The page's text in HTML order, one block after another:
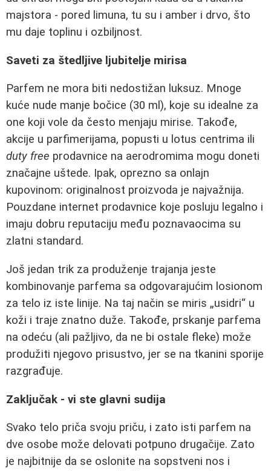
majstora - pored limuna, tu su i amber i drvo, što
mu daje toplinu i ozbiljnost.
Saveti za štedljive ljubitelje mirisa
Parfem ne mora biti nedostižan luksuz. Mnoge
kuće nude manje bočice (30 ml), koje su idealne za
one koji vole da često menjaju mirise. Takođe,
akcije u parfimerijama, popusti u lotus centrima ili
duty free prodavnice na aerodromima mogu doneti
značajne uštede. Ipak, oprezno sa onlajn
kupovinom: originalnost proizvoda je najvažnija.
Pouzdane internet prodavnice koje posluju legalno i
imaju dobru reputaciju među poznavaocima su
zlatni standard.
Još jedan trik za produženje trajanja jeste
kombinovanje parfema sa odgovarajućim losionom
za telo iz iste linije. Na taj način se miris „usidri“ u
koži i traje znatno duže. Takođe, prskanje parfema
na odeću (ali pažljivo, da ne bi ostale fleke) može
produžiti njegovo prisustvo, jer se na tkanini sporije
razgrađuje.
Zaključak - vi ste glavni sudija
Svako telo priča svoju priču, i zato isti parfem na
dve osobe može delovati potpuno drugačije. Zato
je najbitnije da se oslonite na sopstveni nos i